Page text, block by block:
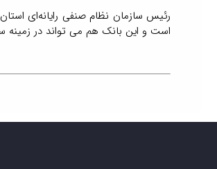
رئیس سازمان نظام صنفی رایانه‌ای
است و این بانک هم می‌ تواند در